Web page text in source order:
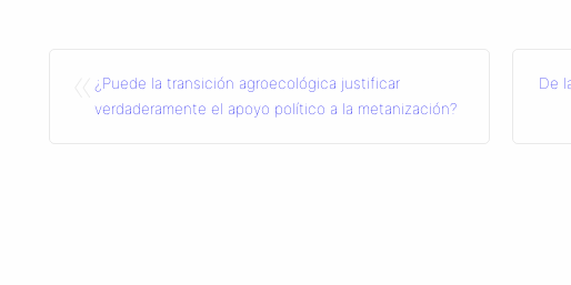
¿Puede la transición agroecológica justificar
verdaderamente el apoyo político a la metanización?
De